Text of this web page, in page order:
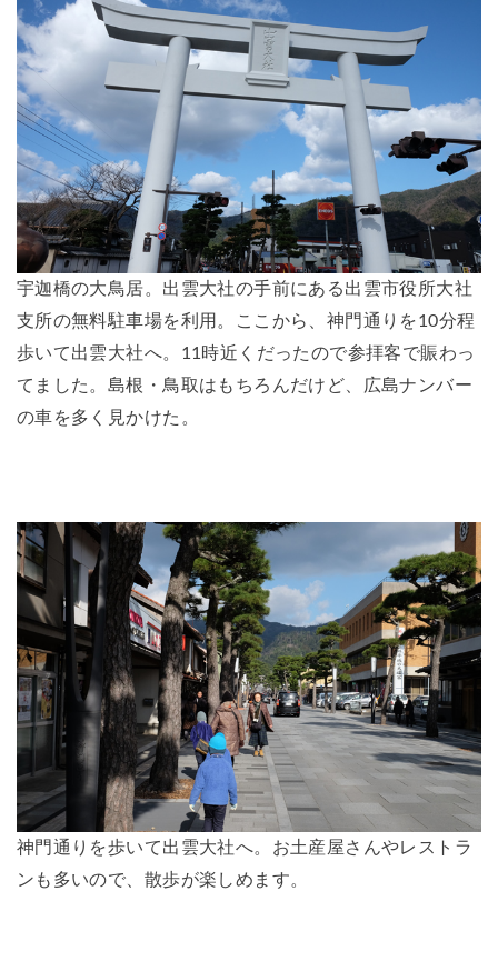
宇迦橋の大鳥居。出雲大社の手前にある出雲市役所大社
支所の無料駐車場を利用。ここから、神門通りを10分程
歩いて出雲大社へ。11時近くだったので参拝客で賑わっ
てました。島根・鳥取はもちろんだけど、広島ナンバー
の車を多く見かけた。
神門通りを歩いて出雲大社へ。お土産屋さんやレストラ
ンも多いので、散歩が楽しめます。